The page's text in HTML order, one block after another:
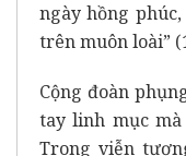
ngày hồng
trên muôn loài”
Cộng đoàn
tay linh mục mà
Trong viễn